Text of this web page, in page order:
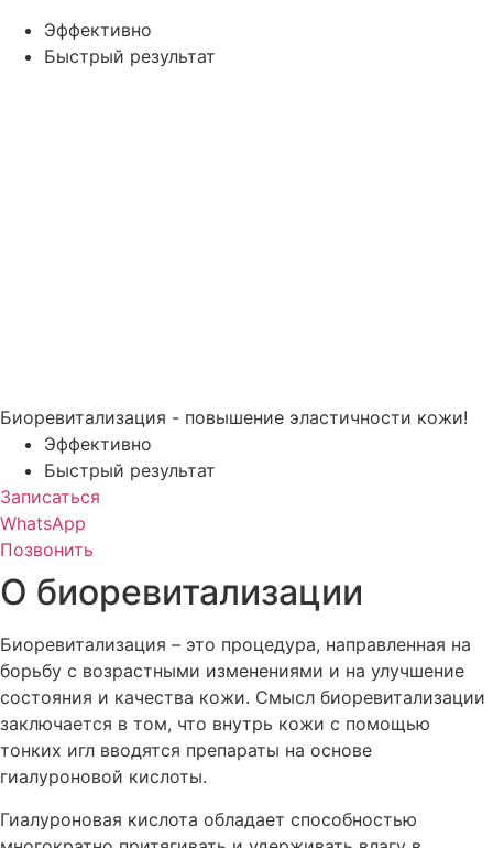
Эффективно
Быстрый результат
Биоревитализация - повышение эластичности кожи!
Эффективно
Быстрый результат
Записаться
WhatsApp
Позвонить
О биоревитализации
Биоревитализация – это процедура, направленная на
борьбу с возрастными изменениями и на улучшение
состояния и качества кожи. Смысл биоревитализации
заключается в том, что внутрь кожи с помощью
тонких игл вводятся препараты на основе
гиалуроновой кислоты.
Гиалуроновая кислота обладает способностью